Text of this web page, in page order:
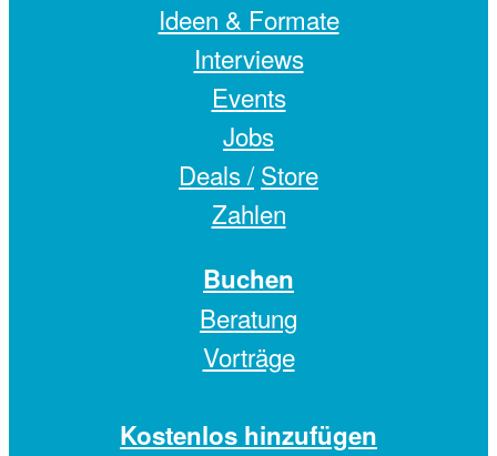
Ideen & Formate
Interviews
Events
Jobs
Deals / Store
Zahlen
Buchen
Beratung
Vorträge
Kostenlos hinzufügen